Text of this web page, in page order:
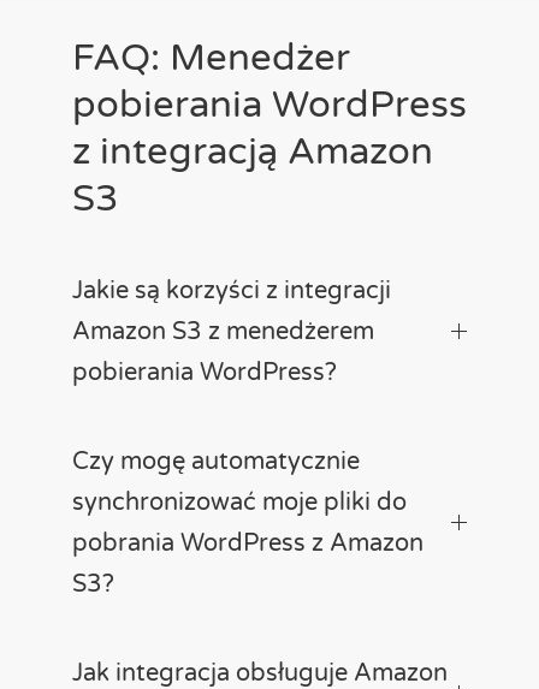
FAQ: Menedżer
pobierania WordPress
z integracją Amazon
S3
Jakie są korzyści z integracji
Amazon S3 z menedżerem
pobierania WordPress?
Czy mogę automatycznie
synchronizować moje pliki do
pobrania WordPress z Amazon
S3?
Jak integracja obsługuje Amazon